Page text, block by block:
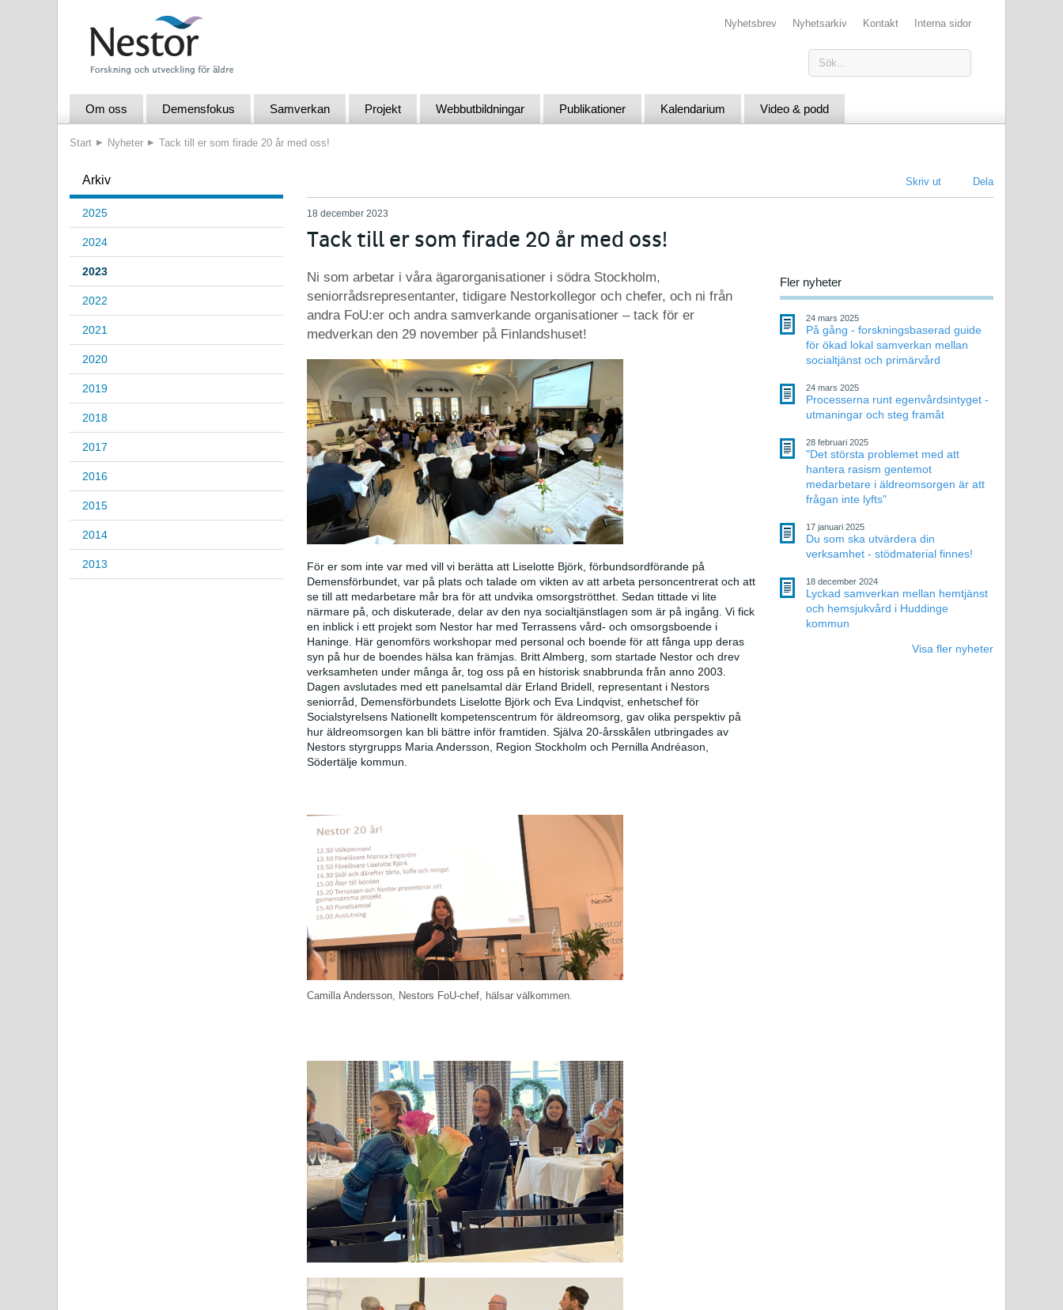
Nyhetsbrev Nyhetsarkiv Kontakt Interna sidor
Om oss Demensfokus Samverkan Projekt Webbutbildningar Publikationer Kalendarium Video & podd
Start Nyheter Tack till er som firade 20 år med oss!
Arkiv
2025
2024
2023
2022
2021
2020
2019
2018
2017
2016
2015
2014
2013
Skriv ut Dela
18 december 2023
Tack till er som firade 20 år med oss!
Ni som arbetar i våra ägarorganisationer i södra Stockholm,
seniorrådsrepresentanter, tidigare Nestorkollegor och chefer, och ni från
andra FoU:er och andra samverkande organisationer – tack för er
medverkan den 29 november på Finlandshuset!
För er som inte var med vill vi berätta att Liselotte Björk, förbundsordförande på
Demensförbundet, var på plats och talade om vikten av att arbeta personcentrerat och att
se till att medarbetare mår bra för att undvika omsorgströtthet. Sedan tittade vi lite
närmare på, och diskuterade, delar av den nya socialtjänstlagen som är på ingång. Vi fick
en inblick i ett projekt som Nestor har med Terrassens vård- och omsorgsboende i
Haninge. Här genomförs workshopar med personal och boende för att fånga upp deras
syn på hur de boendes hälsa kan främjas. Britt Almberg, som startade Nestor och drev
verksamheten under många år, tog oss på en historisk snabbrunda från anno 2003.
Dagen avslutades med ett panelsamtal där Erland Bridell, representant i Nestors
seniorråd, Demensförbundets Liselotte Björk och Eva Lindqvist, enhetschef för
Socialstyrelsens Nationellt kompetenscentrum för äldreomsorg, gav olika perspektiv på
hur äldreomsorgen kan bli bättre inför framtiden. Själva 20-årsskålen utbringades av
Nestors styrgrupps Maria Andersson, Region Stockholm och Pernilla Andréason,
Södertälje kommun.
Camilla Andersson, Nestors FoU-chef, hälsar välkommen.
Fler nyheter
24 mars 2025
På gång - forskningsbaserad guide
för ökad lokal samverkan mellan
socialtjänst och primärvård
24 mars 2025
Processerna runt egenvårdsintyget -
utmaningar och steg framåt
28 februari 2025
"Det största problemet med att
hantera rasism gentemot
medarbetare i äldreomsorgen är att
frågan inte lyfts"
17 januari 2025
Du som ska utvärdera din
verksamhet - stödmaterial finnes!
18 december 2024
Lyckad samverkan mellan hemtjänst
och hemsjukvård i Huddinge
kommun
Visa fler nyheter